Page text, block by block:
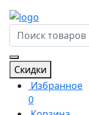
Скидки
Избранное
0